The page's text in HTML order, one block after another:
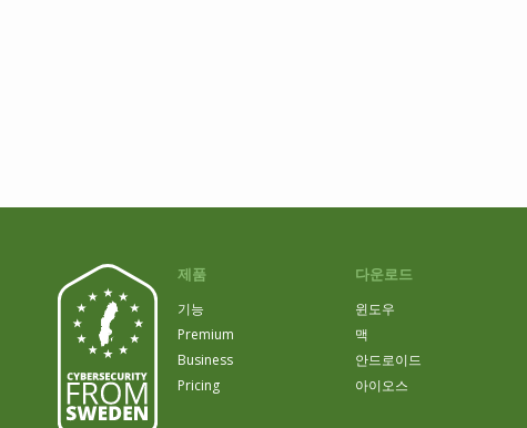
제품
기능
Premium
Business
Pricing
다운로드
윈도우
맥
안드로이드
아이오스